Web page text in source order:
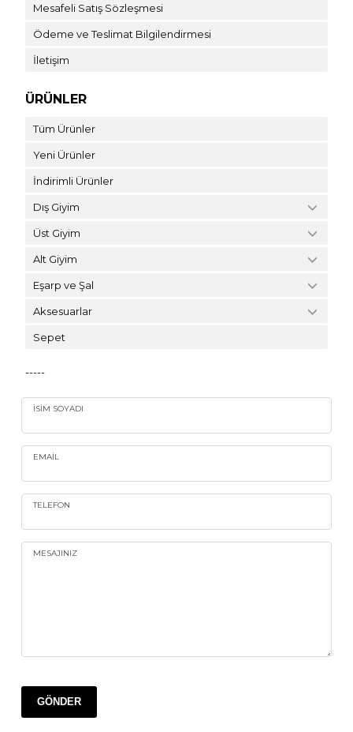
Mesafeli Satış Sözleşmesi
Ödeme ve Teslimat Bilgilendirmesi
İletişim
ÜRÜNLER
Tüm Ürünler
Yeni Ürünler
İndirimli Ürünler
Dış Giyim
Üst Giyim
Alt Giyim
Eşarp ve Şal
Aksesuarlar
Sepet
-----
İSIM SOYADI
EMAIL
TELEFON
MESAJINIZ
GÖNDER